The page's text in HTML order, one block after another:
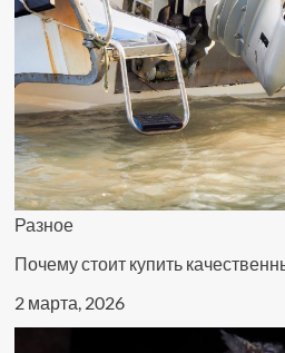
Разное
Почему стоит купить
2 марта, 2026